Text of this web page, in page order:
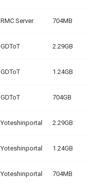
RMC Server 704MB
GDToT 2.29GB
GDToT 1.24GB
GDToT 704GB
Yoteshinportal 2.29GB
Yoteshinportal 1.24GB
Yoteshinportal 704MB